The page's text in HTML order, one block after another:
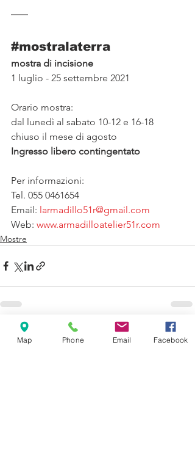
#mostralaterra
mostra di incisione
1 luglio - 25 settembre 2021
Orario mostra:
dal lunedì al sabato 10-12 e 16-18
chiuso il mese di agosto
Ingresso libero contingentato
Per informazioni:
Tel. 055 0461654
Email: larmadillo51r@gmail.com
Web: www.armadilloatelier51r.com
Mostre
Post recenti Mostra tutti
Map Phone Email Facebook